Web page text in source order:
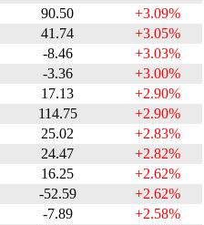
90.50
+3.09%
41.74
+3.05%
-8.46
+3.03%
-3.36
+3.00%
17.13
+2.90%
114.75
+2.90%
25.02
+2.83%
24.47
+2.82%
16.25
+2.62%
-52.59
+2.62%
-7.89
+2.58%